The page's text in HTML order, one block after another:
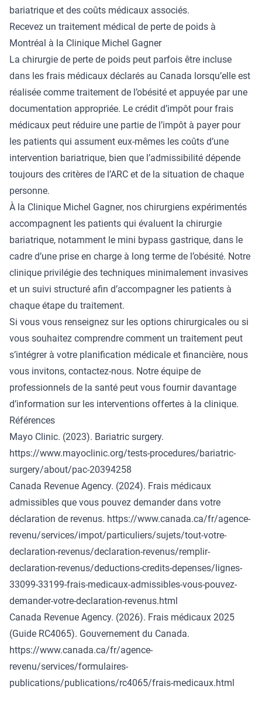
bariatrique et des coûts médicaux associés.
Recevez un traitement médical de perte de poids à
Montréal à la Clinique Michel Gagner
La chirurgie de perte de poids peut parfois être incluse
dans les frais médicaux déclarés au Canada lorsqu’elle est
réalisée comme traitement de l’obésité et appuyée par une
documentation appropriée. Le crédit d’impôt pour frais
médicaux peut réduire une partie de l’impôt à payer pour
les patients qui assument eux-mêmes les coûts d’une
intervention bariatrique, bien que l’admissibilité dépende
toujours des critères de l’ARC et de la situation de chaque
personne.
À la Clinique Michel Gagner, nos chirurgiens expérimentés
accompagnent les patients qui évaluent la chirurgie
bariatrique, notamment le mini bypass gastrique, dans le
cadre d’une prise en charge à long terme de l’obésité. Notre
clinique privilégie des techniques minimalement invasives
et un suivi structuré afin d’accompagner les patients à
chaque étape du traitement.
Si vous vous renseignez sur les options chirurgicales ou si
vous souhaitez comprendre comment un traitement peut
s’intégrer à votre planification médicale et financière, nous
vous invitons, contactez-nous. Notre équipe de
professionnels de la santé peut vous fournir davantage
d’information sur les interventions offertes à la clinique.
Références
Mayo Clinic. (2023). Bariatric surgery.
https://www.mayoclinic.org/tests-procedures/bariatric-
surgery/about/pac-20394258
Canada Revenue Agency. (2024). Frais médicaux
admissibles que vous pouvez demander dans votre
déclaration de revenus. https://www.canada.ca/fr/agence-
revenu/services/impot/particuliers/sujets/tout-votre-
declaration-revenus/declaration-revenus/remplir-
declaration-revenus/deductions-credits-depenses/lignes-
33099-33199-frais-medicaux-admissibles-vous-pouvez-
demander-votre-declaration-revenus.html
Canada Revenue Agency. (2026). Frais médicaux 2025
(Guide RC4065). Gouvernement du Canada.
https://www.canada.ca/fr/agence-
revenu/services/formulaires-
publications/publications/rc4065/frais-medicaux.html